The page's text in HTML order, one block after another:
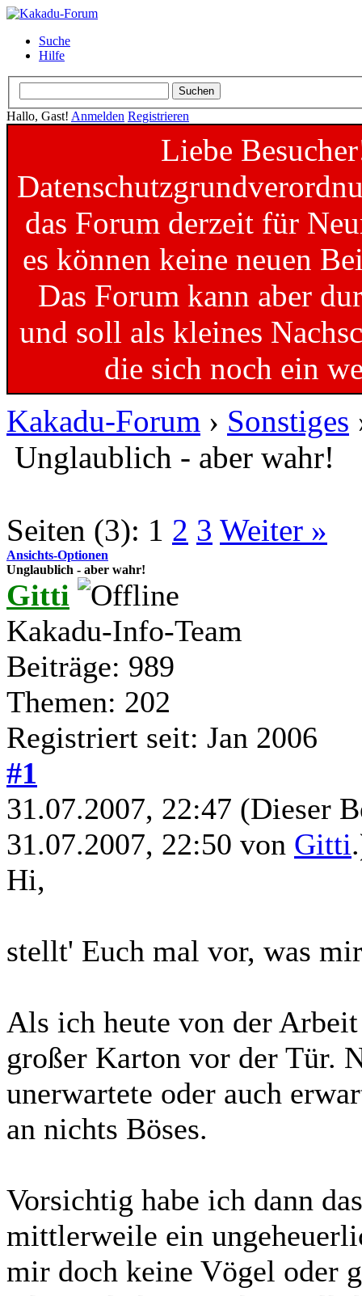
Suche
Hilfe
Hallo, Gast! Anmelden Registrieren
Liebe
das Forum derzeit für
es können keine neuen
Das Forum kann aber
und soll als kleines
die sich noch ein
Kakadu-Forum › Sonstiges
Unglaublich - aber wahr!
Seiten (3): 1 2 3 Weiter »
Ansichts-Optionen
Unglaublich - aber wahr!
Gitti
Kakadu-Info-Team
Beiträge: 989
Themen: 202
Registriert seit: Jan 2006
#1
31.07.2007, 22:47 (Dieser
31.07.2007, 22:50 von Gitti
Hi,
stellt' Euch mal vor, was
Als ich heute von der
großer Karton vor der Tür.
unerwartete oder auch
an nichts Böses.
Vorsichtig habe ich dann
mittlerweile ein
mir doch keine Vögel oder